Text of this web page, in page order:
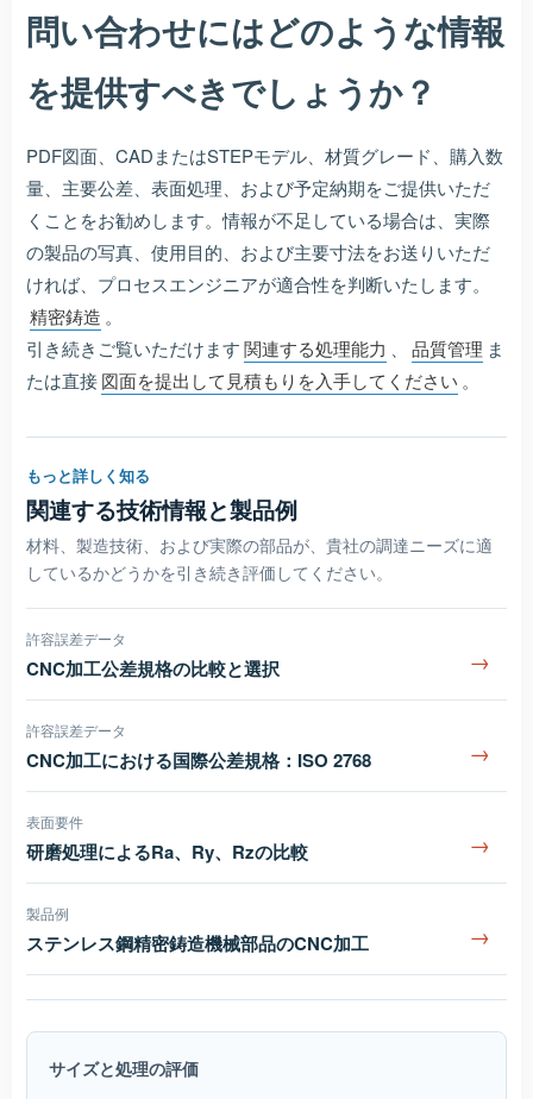
問い合わせにはどのような情報
を提供すべきでしょうか？
PDF図面、CADまたはSTEPモデル、材質グレード、購入数
量、主要公差、表面処理、および予定納期をご提供いただ
くことをお勧めします。情報が不足している場合は、実際
の製品の写真、使用目的、および主要寸法をお送りいただ
ければ、プロセスエンジニアが適合性を判断いたします。
精密鋳造 。
引き続きご覧いただけます関連する処理能力 品質管理 ま
たは直接図面を提出して見積もりを入手してください 。
もっと詳しく知る
関連する技術情報と製品例
材料、製造技術、および実際の部品が、貴社の調達ニーズに適
しているかどうかを引き続き評価してください。
許容誤差データ
CNC加工公差規格の比較と選択 →
許容誤差データ
CNC加工における国際公差規格：ISO 2768 →
表面要件
研磨処理によるRa、Ry、Rzの比較 →
製品例
ステンレス鋼精密鋳造機械部品のCNC加工 →
サイズと処理の評価